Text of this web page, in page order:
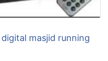
masjid running